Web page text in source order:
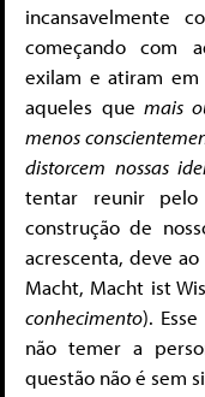
incansavelmente
começando com
exilam e atiram em
aqueles quemais
menos
distorcem nossas
tentar reunir
construção de
acrescenta, deve
Macht, Macht ist
conhecimento).
não temer a
questão não é sem